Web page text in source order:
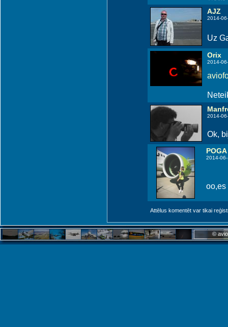
AJZ
2014-
Uz
Orix
2014-
2014-
Ok,
POGA
2014-
oo,es
Attēlus komentēt var tikai
©